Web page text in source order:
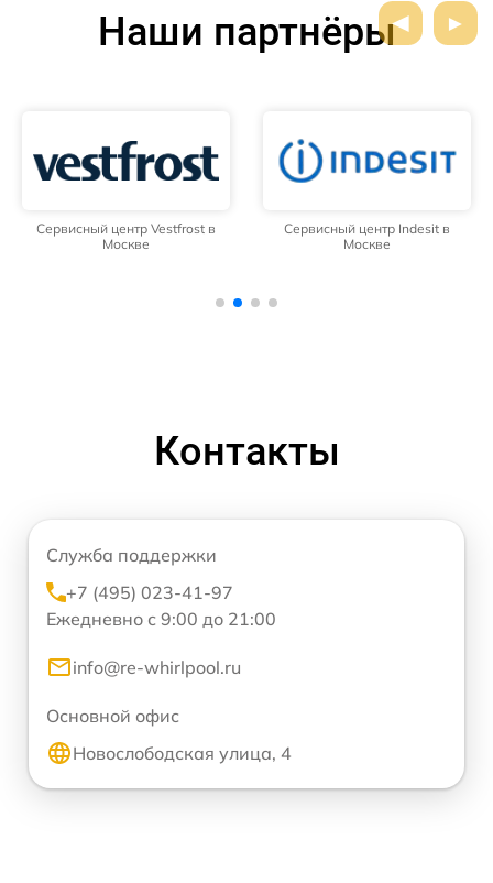
Наши партнёры
Сервисный центр Vestfrost в
Москве
Сервисный центр Indesit в
Москве
Контакты
Служба поддержки
+7 (495) 023-41-97
Ежедневно с 9:00 до 21:00
info@re-whirlpool.ru
Основной офис
Новослободская улица, 4